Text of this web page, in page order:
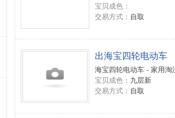
宝贝成色：
交易方式： 自取
出海宝四轮电动车
海宝四轮电动车 - 家用淘
宝贝成色： 九层新
交易方式： 自取